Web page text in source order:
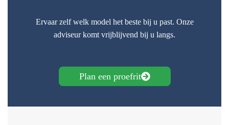
Ervaar zelf welk model het beste bij u past. Onze
adviseur komt vrijblijvend bij u langs.
Plan een proefrit